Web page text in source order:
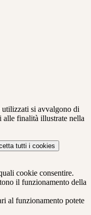
utilizzati si avvalgono di
alle finalità illustrate nella
tutti i cookies
cookie consentire.
il funzionamento della
al funzionamento potete